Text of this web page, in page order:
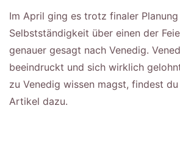
Im April ging es trotz finaler
Selbstständigkeit über einen der
genauer gesagt nach Venedig.
beeindruckt und sich wirklich
zu Venedig wissen magst, findest du
Artikel dazu.